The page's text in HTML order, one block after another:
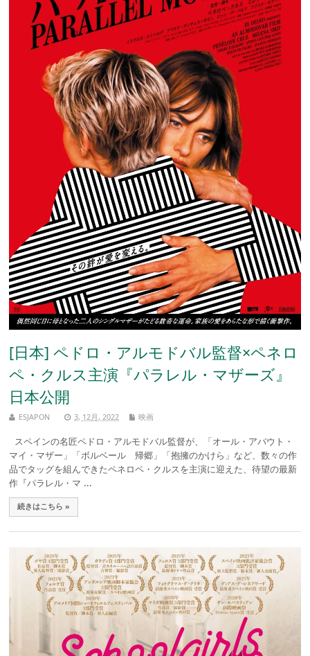
[日本] ペドロ・アルモドバル監督×ペネロ
ペ・クルス主演『パラレル・マザーズ』
日本公開
ESJAPON 3, 12月, 2022 映画
スペインの名匠ペドロ・アルモドバル監督が、「オール・アバウト・
マイ・マザー」「ボルベール 帰郷」「抱擁のかけら」など、数々の作
品でタッグを組んできたペネロペ・クルスを主演に迎えた、待望の最新
作『パラレル・マ ...
続きはこちら »